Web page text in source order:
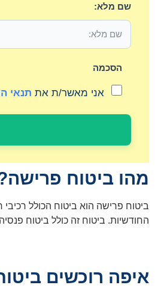
שם מלא:
הסכמה
אני מאשר/ת את תנאי
מהו ביטוח
ביטוח פרישה הוא ביטוח הכולל
החודשיות. ביטוח זה כולל ביטוח
איפה רוכשים